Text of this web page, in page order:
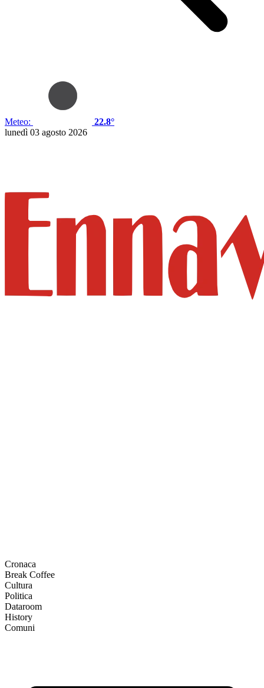
Meteo:
22.8°
lunedì 03 agosto 2026
Cronaca
Break Coffee
Cultura
Politica
Dataroom
History
Comuni